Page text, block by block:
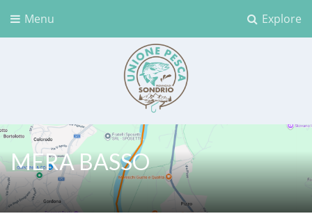
Explore
Menu
Unione Pesca Sondrio
MERA BASSO